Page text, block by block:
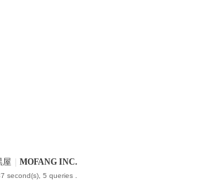
屋 MOFANG INC.
second(s), 5 queries .